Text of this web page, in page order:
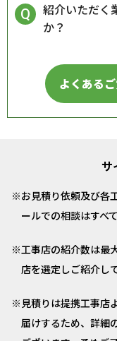
紹介いただく
か？
よくある
サ
お見積り依頼及び各
ールでの相談はすべ
工事店の紹介数は最
店を選定しご紹介し
見積りは提携工事店
届けするため、詳細